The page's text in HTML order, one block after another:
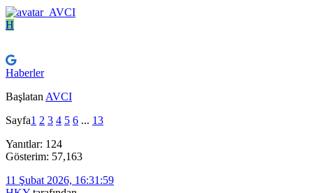
H
Haberler
Başlatan AVCI
Sayfa1 2 3 4 5 6 ... 13
Yanıtlar: 124
Gösterim: 57,163
11 Şubat 2026, 16:31:59